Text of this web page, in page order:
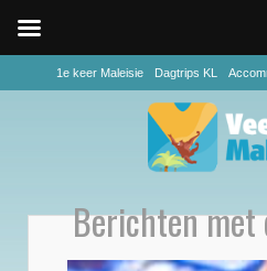
1e keer Maleisie Dagtrips KL
Berichten met